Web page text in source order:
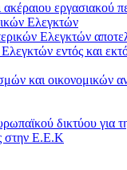
εργασιακού
Ελεγκτών
Ελεγκτών
εντός και
και οικονομικών
δικτύου για
στην Ε.Ε.Κ